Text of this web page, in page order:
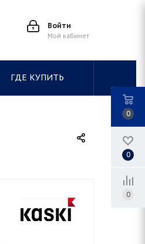
Войти
Мой кабинет
ГДЕ КУПИТЬ
0
0
0